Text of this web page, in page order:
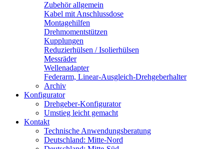
Zubehör allgemein
Kabel mit Anschlussdose
Montagehilfen
Drehmomentstützen
Kupplungen
Reduzierhülsen / Isolierhülsen
Messräder
Wellenadapter
Federarm, Linear-Ausgleich-Drehgeberhalter
Archiv
Konfigurator
Drehgeber-Konfigurator
Umstieg leicht gemacht
Kontakt
Technische Anwendungsberatung
Deutschland: Mitte-Nord